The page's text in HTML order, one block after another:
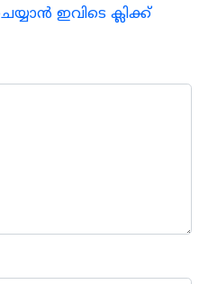
ഇവിടെ ക്ലിക്ക്